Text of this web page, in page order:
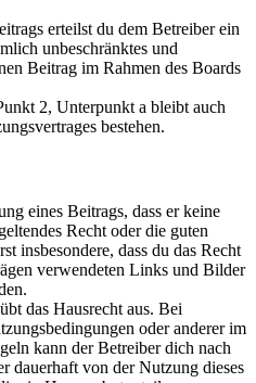
erteilst du dem Betreiber ein
unbeschränktes und
Beitrag im Rahmen des Boards
2, Unterpunkt a bleibt auch
bestehen.
eines Beitrags, dass er keine
Recht oder die guten
insbesondere, dass du das Recht
verwendeten Links und Bilder
das Hausrecht aus. Bei
oder anderer im
kann der Betreiber dich nach
dauerhaft von der Nutzung dieses